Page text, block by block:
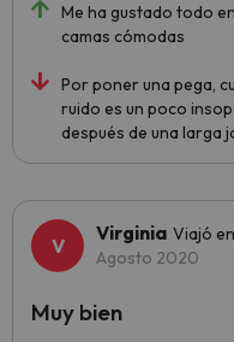
Me ha gustado todo
camas cómodas
Por poner una pega,
ruido es un poco
después de una larga
Virginia Viajó
Agosto 2020
Muy bien